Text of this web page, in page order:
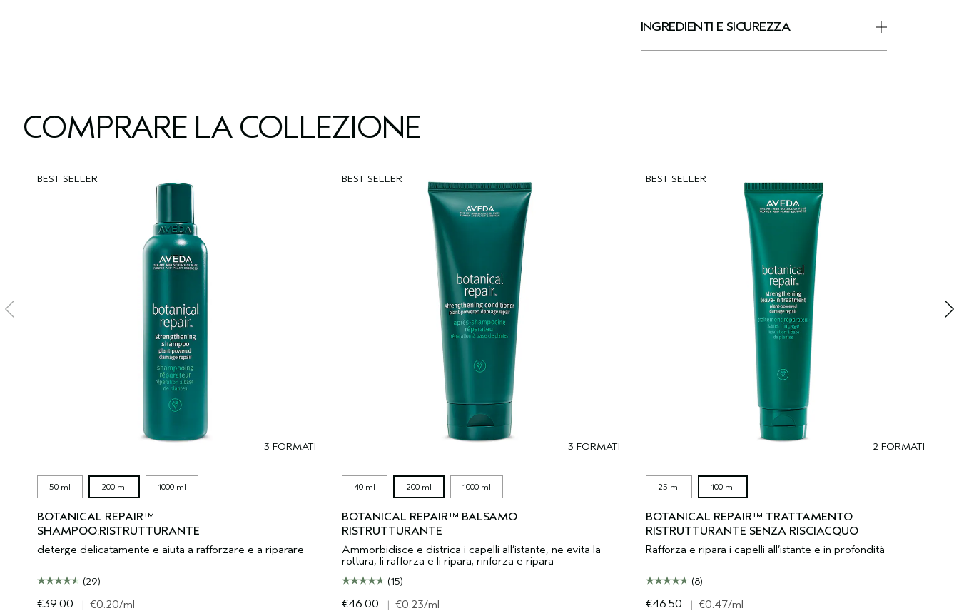
INGREDIENTI E SICUREZZA
COMPRARE LA COLLEZIONE
BEST SELLER
3 FORMATI
50 ml 200 ml 1000 ml
BOTANICAL REPAIR™
SHAMPOO:RISTRUTTURANTE
deterge delicatamente e aiuta a rafforzare e a riparare
(29)
€39.00 | €0.20/ml
BEST SELLER
3 FORMATI
40 ml 200 ml 1000 ml
BOTANICAL REPAIR™ BALSAMO
RISTRUTTURANTE
Ammorbidisce e districa i capelli all’istante, ne evita la
rottura, li rafforza e li ripara; rinforza e ripara
(15)
€46.00 | €0.23/ml
BEST SELLER
2 FORMATI
25 ml 100 ml
BOTANICAL REPAIR™ TRATTAMENTO
RISTRUTTURANTE SENZA RISCIACQUO
Rafforza e ripara i capelli all’istante e in profondità
(8)
€46.50 | €0.47/ml